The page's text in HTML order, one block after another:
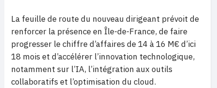
La feuille de route du nouveau dirigeant prévoit de
renforcer la présence en Île-de-France, de faire
progresser le chiffre d’affaires de 14 à 16 M€ d’ici
18 mois et d’accélérer l’innovation technologique,
notamment sur l’IA, l’intégration aux outils
collaboratifs et l’optimisation du cloud.